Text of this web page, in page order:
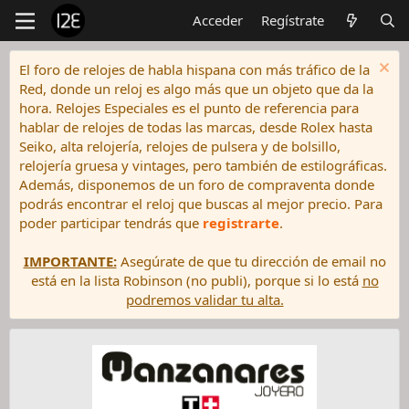
Acceder Regístrate
El foro de relojes de habla hispana con más tráfico de la
Red, donde un reloj es algo más que un objeto que da la
hora. Relojes Especiales es el punto de referencia para
hablar de relojes de todas las marcas, desde Rolex hasta
Seiko, alta relojería, relojes de pulsera y de bolsillo,
relojería gruesa y vintages, pero también de estilográficas.
Además, disponemos de un foro de compraventa donde
podrás encontrar el reloj que buscas al mejor precio. Para
poder participar tendrás que registrarte.
IMPORTANTE:Asegúrate de que tu dirección de email no
está en la lista Robinson (no publi), porque si lo está no
podremos validar tu alta.